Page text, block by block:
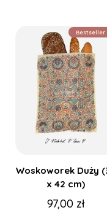
Bestseller
Woskoworek Duży
x 42 cm)
97,00 zł